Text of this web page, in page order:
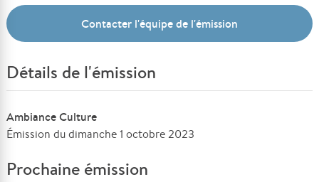
Contacter l'équipe de l'émission
Détails de l'émission
Ambiance Culture
Émission du dimanche 1 octobre 2023
Prochaine émission